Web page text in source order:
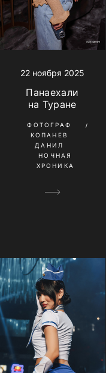
22 ноября 2025
Панаехали
на Туране
ФОТОГРАФ
КОПАНЕВ
ДАНИЛ
НОЧНАЯ
ХРОНИКА